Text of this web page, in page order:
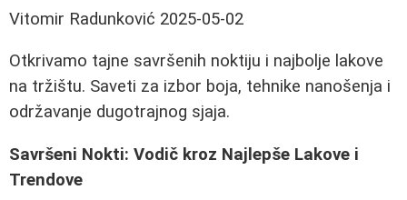
Vitomir Radunković 2025-05-02
Otkrivamo tajne savršenih noktiju i najbolje lakove
na tržištu. Saveti za izbor boja, tehnike nanošenja i
održavanje dugotrajnog sjaja.
Savršeni Nokti: Vodič kroz Najlepše Lakove i
Trendove